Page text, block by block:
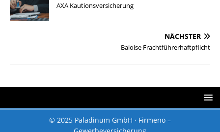
AXA Kautionsversicherung
NÄCHSTER
Baloise Frachtführerhaftpflicht
© 2025 Paladinum GmbH · Firmeno –